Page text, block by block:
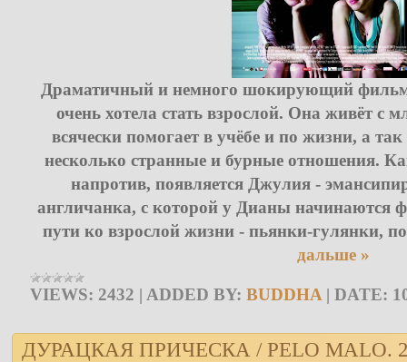
Драматичный и немного шокирующий фильм
очень хотела стать взрослой. Она живёт с
всячески помогает в учёбе и по жизни, а
несколько странные и бурные отношения.
напротив, появляется Джулия -
англичанка, с которой у Дианы начинаются
пути ко взрослой жизни - пьянки-гулянки,
дальше »
VIEWS: 2432 | ADDED BY: BUDDHA | DATE:
ДУРАЦКАЯ ПРИЧЕСКА / PELO MALO.